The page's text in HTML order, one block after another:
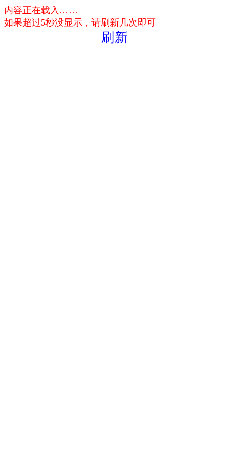
内容正在载入……
如果超过5秒没显示，请刷新几次即可
刷新